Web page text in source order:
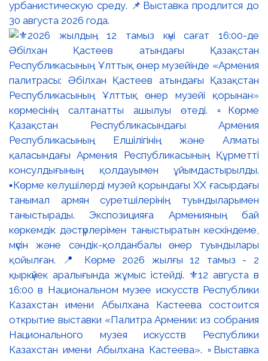
урбанистическую среду. 📌Выставка продлится до
30 августа 2026 года.